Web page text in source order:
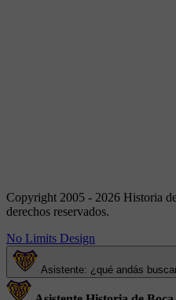
Copyright 2005 - 2026 Historia
derechos reservados.
No Limits Design
Asistente: ¿qué andás